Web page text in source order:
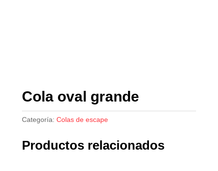
Cola oval grande
Categoría: Colas de escape
Productos relacionados